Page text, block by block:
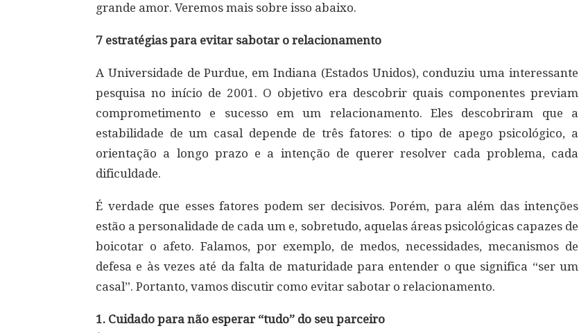
grande amor. Veremos mais sobre isso abaixo.
7 estratégias para evitar sabotar o relacionamento
A Universidade de Purdue, em Indiana (Estados Unidos), conduziu uma interessante
pesquisa no início de 2001. O objetivo era descobrir quais componentes previam
comprometimento e sucesso em um relacionamento. Eles descobriram que a
estabilidade de um casal depende de três fatores: o tipo de apego psicológico, a
orientação a longo prazo e a intenção de querer resolver cada problema, cada
dificuldade.
É verdade que esses fatores podem ser decisivos. Porém, para além das intenções
estão a personalidade de cada um e, sobretudo, aquelas áreas psicológicas capazes de
boicotar o afeto. Falamos, por exemplo, de medos, necessidades, mecanismos de
defesa e às vezes até da falta de maturidade para entender o que significa “ser um
casal”. Portanto, vamos discutir como evitar sabotar o relacionamento.
1. Cuidado para não esperar “tudo” do seu parceiro